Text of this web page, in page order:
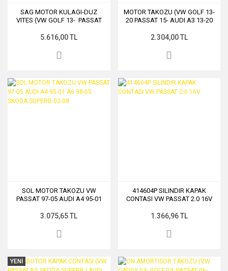
SAG MOTOR KULAGI-DUZ
VITES (VW GOLF 13- PASSAT
13-)
5.616,00 TL
MOTOR TAKOZU (VW GOLF 13-
20 PASSAT 15- AUDI A3 13-20
OCTAVIA 13-)
2.304,00 TL
SOL MOTOR TAKOZU VW
PASSAT 97-05 AUDI A4 95-01
08
3.075,65 TL
414604P SILINDIR KAPAK
CONTASI VW PASSAT 2.0 16V
1.366,96 TL
YENİ